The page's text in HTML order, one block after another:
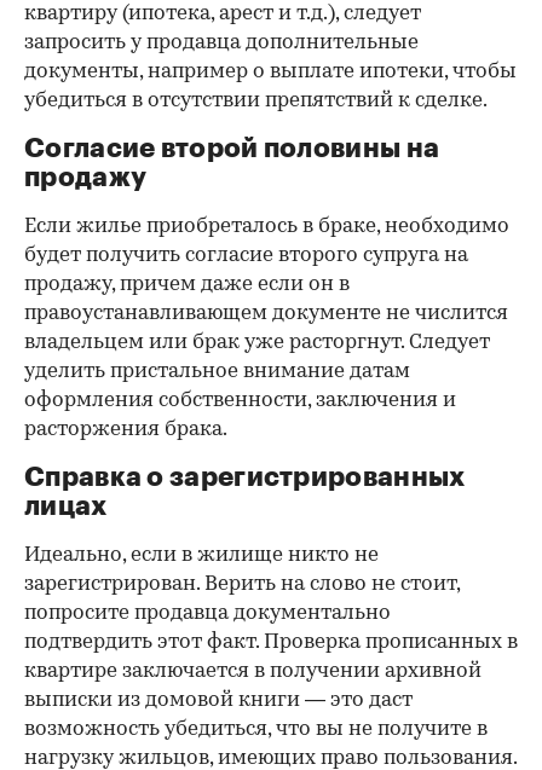
квартиру (ипотека, арест и т.д.), следует
запросить у продавца дополнительные
документы, например о выплате ипотеки, чтобы
убедиться в отсутствии препятствий к сделке.
Согласие второй половины на
продажу
Если жилье приобреталось в браке, необходимо
будет получить согласие второго супруга на
продажу, причем даже если он в
правоустанавливающем документе не числится
владельцем или брак уже расторгнут. Следует
уделить пристальное внимание датам
оформления собственности, заключения и
расторжения брака.
Справка о зарегистрированных
лицах
Идеально, если в жилище никто не
зарегистрирован. Верить на слово не стоит,
попросите продавца документально
подтвердить этот факт. Проверка прописанных в
квартире заключается в получении архивной
выписки из домовой книги — это даст
возможность убедиться, что вы не получите в
нагрузку жильцов, имеющих право пользования.